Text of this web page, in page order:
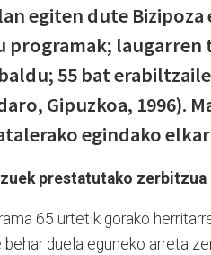
egiten dute
programak;
55 bat
Gipuzkoa, 1996).
egindako
prestatutako zerbitzua
65 urtetik gorako
duela eguneko arreta